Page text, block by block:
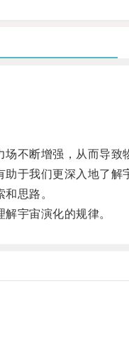
断增强，从而导致
于我们更深入地了解
思路。
宇宙演化的规律。